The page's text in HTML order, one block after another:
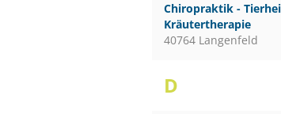
Chiropraktik -
Kräutertherapie
40764 Langenfeld
D